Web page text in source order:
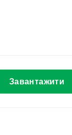
Завантажити